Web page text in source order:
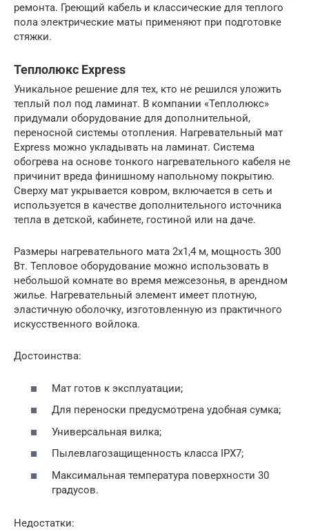
ремонта. Греющий кабель и классические для теплого
пола электрические маты применяют при подготовке
стяжки.
Теплолюкс Express
Уникальное решение для тех, кто не решился уложить
теплый пол под ламинат. В компании «Теплолюкс»
придумали оборудование для дополнительной,
переносной системы отопления. Нагревательный мат
Express можно укладывать на ламинат. Система
обогрева на основе тонкого нагревательного кабеля не
причинит вреда финишному напольному покрытию.
Сверху мат укрывается ковром, включается в сеть и
используется в качестве дополнительного источника
тепла в детской, кабинете, гостиной или на даче.
Размеры нагревательного мата 2х1,4 м, мощность 300
Вт. Тепловое оборудование можно использовать в
небольшой комнате во время межсезонья, в арендном
жилье. Нагревательный элемент имеет плотную,
эластичную оболочку, изготовленную из практичного
искусственного войлока.
Достоинства:
Мат готов к эксплуатации;
Для переноски предусмотрена удобная сумка;
Универсальная вилка;
Пылевлагозащищенность класса IPX7;
Максимальная температура поверхности 30
градусов.
Недостатки: